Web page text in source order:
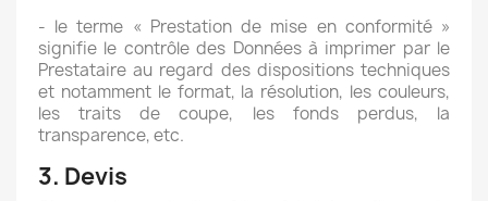
- le terme « Prestation de mise en conformité »
signifie le contrôle des Données à imprimer par le
Prestataire au regard des dispositions techniques
et notamment le format, la résolution, les couleurs,
les traits de coupe, les fonds perdus, la
transparence, etc.
3. Devis